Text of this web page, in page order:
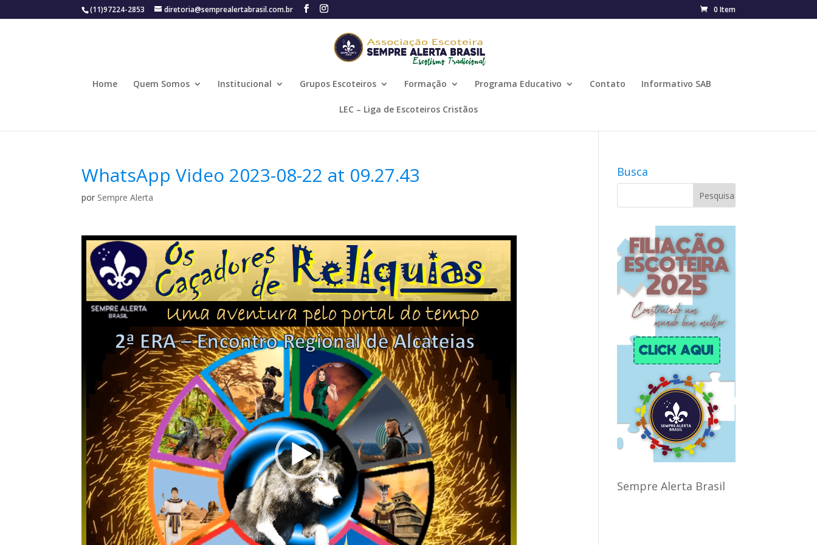
(11)97224-2853 diretoria@semprealertabrasil.com.br 0 Item
Home Quem Somos Institucional Grupos Escoteiros Formação Programa Educativo Contato Informativo SAB
LEC – Liga de Escoteiros Cristãos
WhatsApp Video 2023-08-22 at 09.27.43
por Sempre Alerta
Tocador
de
vídeo
Busca
Sempre Alerta Brasil